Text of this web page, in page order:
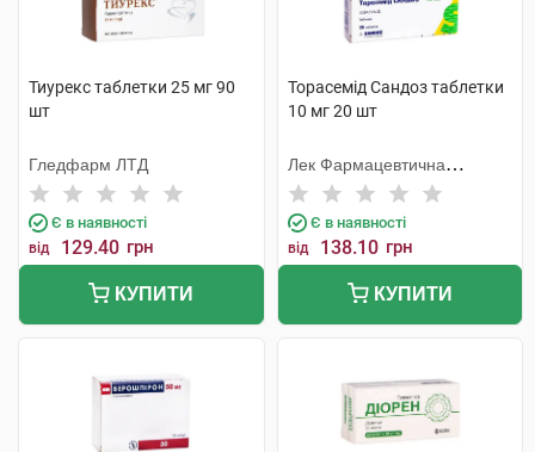
Тиурекс таблетки 25 мг 90
шт
Гледфарм ЛТД
Є в наявності
від 129.40 грн
КУПИТИ
Торасемід Сандоз таблетки
10 мг 20 шт
Лек Фармацевтична
компанія
Є в наявності
від 138.10 грн
КУПИТИ